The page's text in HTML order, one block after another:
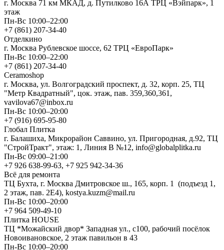
г. Москва 71 км МКАД, д. Путилково 16А ТРЦ «Вэйпарк», 1
этаж
Пн-Вс 10:00–22:00
+7 (861) 207-34-40
Отделкино
г. Москва Рублевское шоссе, 62 ТРЦ «ЕвроПарк»
Пн-Вс 10:00–22:00
+7 (861) 207-34-40
Ceramoshop
г. Москва, ул. Волгоградский проспект, д. 32, корп. 25, ТЦ
"Метр Квадратный", цок. этаж, пав. 359,360,361,
vavilova67@inbox.ru
Пн-Вс 10:00–20:00
+7 (916) 695-95-80
Глобал Плитка
г. Балашиха, Микрорайон Саввино, ул. Пригородная, д.92, ТЦ
"СтройТракт", этаж: 1, Линия В №12, info@globalplitka.ru
Пн-Вс 09:00–21:00
+7 926 638-99-63, +7 925 942-34-36
Всё для ремонта
ТЦ Бухта, г. Москва Дмитровское ш., 165, корп. 1 (подъезд 1,
2 этаж, пав. 2Е4), kostya.kuzm@mail.ru
Пн-Вс 10:00–20:00
+7 964 509-49-10
Плитка HOUSE
ТЦ *Можайский двор* Западная ул., с100, рабочий посёлок
Новоивановское, 2 этаж павильон в 43
Пн-Вс 10:00–20:00